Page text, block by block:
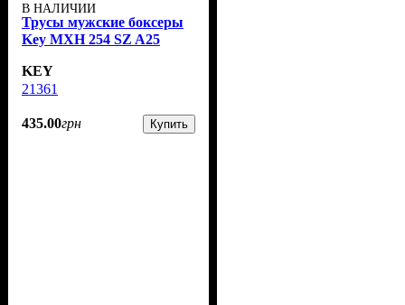
В НАЛИЧИИ
Трусы мужские боксеры
Key MXH 254 SZ A25
KEY
21361
435.00грн Купить